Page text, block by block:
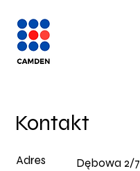
Kontakt
Adres
Dębowa 2/7